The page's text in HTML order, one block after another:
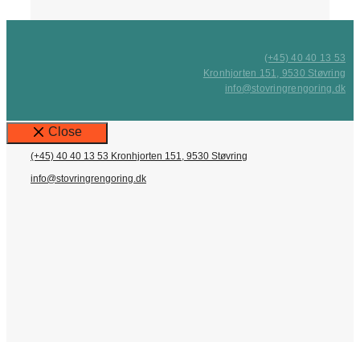
(+45) 40 40 13 53
Kronhjorten 151, 9530 Støvring
info@stovringrengoring.dk
Close
(+45) 40 40 13 53 Kronhjorten 151, 9530 Støvring
info@stovringrengoring.dk